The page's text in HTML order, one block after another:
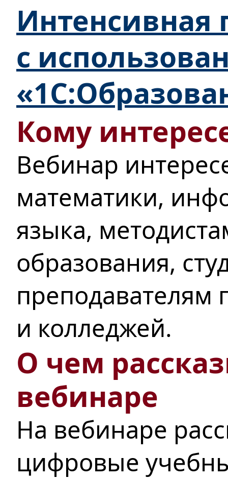
Интенсивная
с
Кому
Вебинар
математики,
языка,
образования,
преподавателям
и колледжей.
О чем
вебинаре
На вебинаре
цифровые